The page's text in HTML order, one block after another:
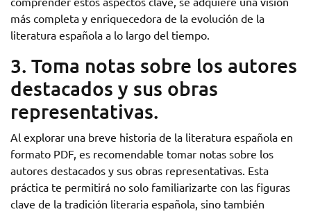
más completa y enriquecedora de la evolución de la
literatura española a lo largo del tiempo.
3. Toma notas sobre los autores
destacados y sus obras
representativas.
Al explorar una breve historia de la literatura española en
formato PDF, es recomendable tomar notas sobre los
autores destacados y sus obras representativas. Esta
práctica te permitirá no solo familiarizarte con las figuras
clave de la tradición literaria española, sino también